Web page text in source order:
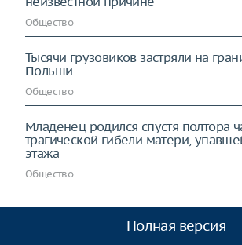
Общество
Тысячи грузовиков застряли на
Польши
Общество
Младенец родился спустя полтора
трагической гибели матери,
этажа
Общество
Полная версия